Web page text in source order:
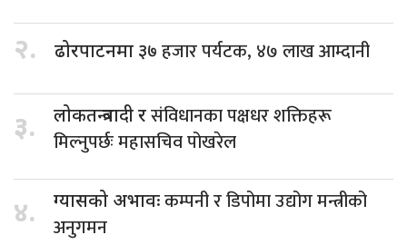
२. ढोरपाटनमा ३७ हजार पर्यटक, ४७ लाख आम्दानी
३. लोकतन्त्रवादी रसंविधानका पक्षधर शक्तिहरू
मिल्नुपर्छः महासचिव पोखरेल
४. ग्यासको अभावःकम्पनी र डिपोमा उद्योग मन्त्रीको
अनुगमन